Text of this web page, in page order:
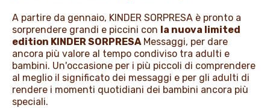
A partire da gennaio, KINDER SORPRESA è pronto a
sorprendere grandi e piccini con la nuova limited
edition KINDER SORPRESA Messaggi, per dare
ancora più valore al tempo condiviso tra adulti e
bambini. Un'occasione per i più piccoli di comprendere
al meglio il significato dei messaggi e per gli adulti di
rendere i momenti quotidiani dei bambini ancora più
speciali.